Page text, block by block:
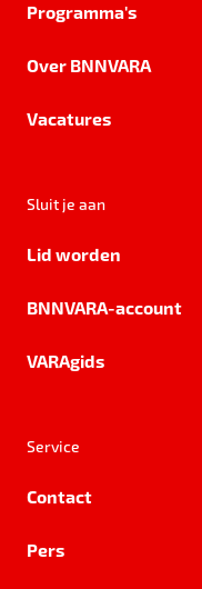
Programma's
Over BNNVARA
Vacatures
Sluit je aan
Lid worden
BNNVARA-account
VARAgids
Service
Contact
Pers